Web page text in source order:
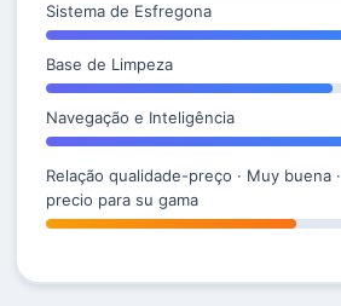
Sistema de Esfregona
Base de Limpeza
Navegação e Inteligência
Relação qualidade-preço · Muy buena ·
precio para su gama